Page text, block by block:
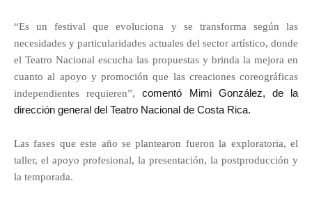
“Es un festival que evoluciona y se transforma según las
necesidades y particularidades actuales del sector artístico, donde
el Teatro Nacional escucha las propuestas y brinda la mejora en
cuanto al apoyo y promoción que las creaciones coreográficas
independientes requieren”,comentó Mimi González, de la
dirección general del Teatro Nacional de Costa Rica.
Las fases que este año se plantearon fueron la exploratoria, el
taller, el apoyo profesional, la presentación, la postproducción y
la temporada.